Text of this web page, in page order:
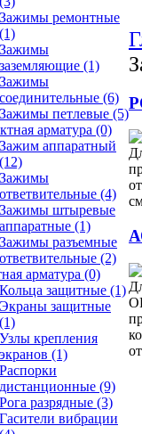
Зажимы ремонтные
(1)
Зажимы
заземляющие (1)
Зажимы
соединительные (6)
Зажимы петлевые (5)
арматура (0)
Зажим аппаратный
(12)
Зажимы
ответвительные (4)
Зажимы штыревые
аппаратные (1)
Зажимы разъемные
ответвительные (2)
арматура (0)
Кольца защитные (1)
Экраны защитные
(1)
Узлы крепления
экранов (1)
Распорки
дистанционные (9)
Рога разрядные (3)
Гасители вибрации